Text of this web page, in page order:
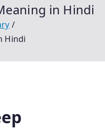
in Hindi
Hindi